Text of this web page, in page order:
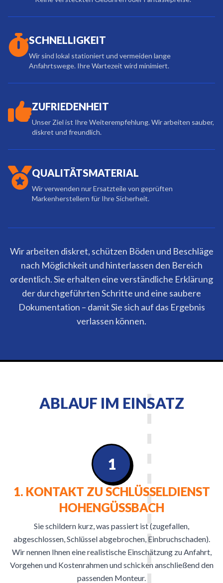
SCHNELLIGKEIT
Wir sind lokal stationiert und vermeiden lange
Anfahrtswege. Ihre Wartezeit wird minimiert.
ZUFRIEDENHEIT
Unser Ziel ist Ihre Weiterempfehlung. Wir arbeiten sauber,
diskret und freundlich.
QUALITÄTSMATERIAL
Wir verwenden nur Ersatzteile von geprüften
Markenherstellern für Ihre Sicherheit.
Wir arbeiten diskret, schützen Böden und Beschläge
nach Möglichkeit und hinterlassen den Bereich
ordentlich. Sie erhalten eine verständliche Erklärung
der durchgeführten Schritte und eine saubere
Dokumentation – damit Sie sich auf das Ergebnis
verlassen können.
ABLAUF IM EINSATZ
1. KONTAKT ZU SCHLÜSSELDIENST
HOHENGÜSSBACH
Sie schildern kurz, was passiert ist (zugefallen,
abgeschlossen, Schlüssel abgebrochen, Einbruchschaden).
Wir nennen Ihnen eine realistische Einschätzung zu Anfahrt,
Vorgehen und Kostenrahmen und schicken anschließend den
passenden Monteur.
1